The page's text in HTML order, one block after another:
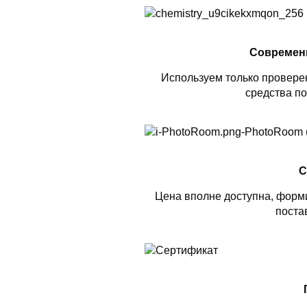
Используем только
средства
Цена вполне доступна,